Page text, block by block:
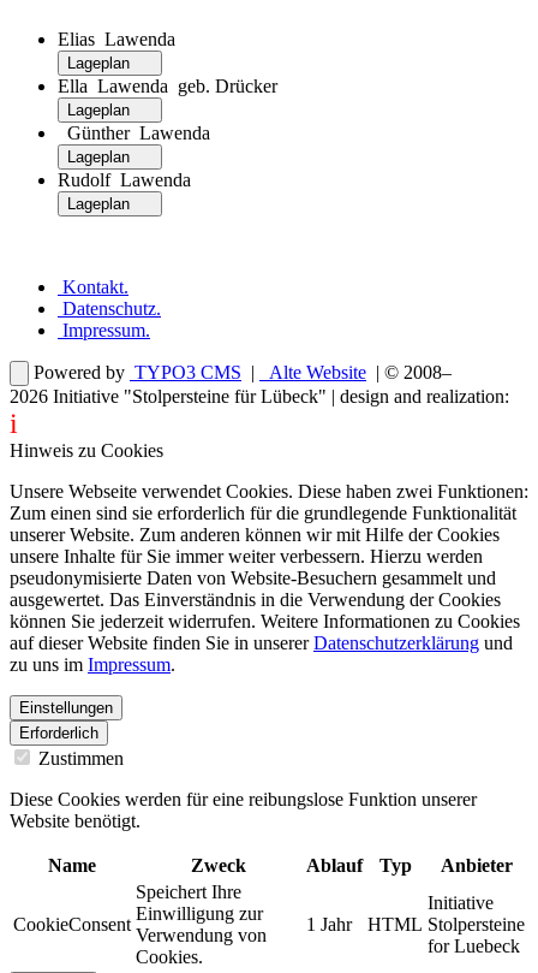
Elias Lawenda
Ella Lawenda geb. Drücker
Günther Lawenda
Rudolf Lawenda
Kontakt.
Datenschutz.
Impressum.
Powered by TYPO3 CMS | Alte Website | © 2008–
2026 Initiative "Stolpersteine für Lübeck" | design and realization:
i
Hinweis zu Cookies
Unsere Webseite verwendet Cookies. Diese haben zwei Funktionen:
Zum einen sind sie erforderlich für die grundlegende Funktionalität
unserer Website. Zum anderen können wir mit Hilfe der Cookies
unsere Inhalte für Sie immer weiter verbessern. Hierzu werden
pseudonymisierte Daten von Website-Besuchern gesammelt und
ausgewertet. Das Einverständnis in die Verwendung der Cookies
können Sie jederzeit widerrufen. Weitere Informationen zu Cookies
auf dieser Website finden Sie in unsererDatenschutzerklärung und
zu uns im Impressum.
Einstellungen
Erforderlich
Zustimmen
Diese Cookies werden für eine reibungslose Funktion unserer
Website benötigt.
Name Zweck Ablauf Typ Anbieter
CookieConsent
Speichert Ihre
Einwilligung zur
Verwendung von
Cookies.
1 Jahr HTML
Initiative
Stolpersteine
for Luebeck